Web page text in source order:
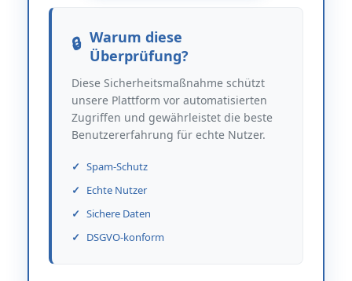
Warum diese
Überprüfung?
Diese Sicherheitsmaßnahme schützt
unsere Plattform vor automatisierten
Zugriffen und gewährleistet die beste
Benutzererfahrung für echte Nutzer.
Spam-Schutz
Echte Nutzer
Sichere Daten
DSGVO-konform